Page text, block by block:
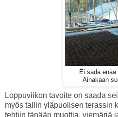
Ei sada enää
Ainakaan
Loppuviikon tavoite on saada
myös tallin yläpuolisen terassin
tehtiin tänään muottia, viemäriä